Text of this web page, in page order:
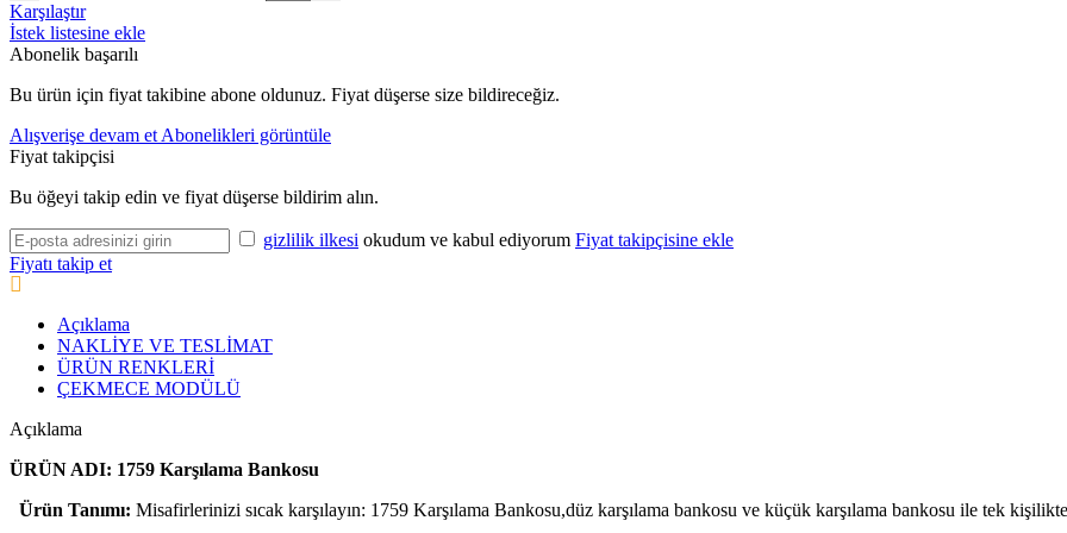
Karşılaştır
İstek listesine ekle
Abonelik başarılı
Bu ürün için fiyat takibine abone oldunuz. Fiyat düşerse size bildireceğiz.
Alışverişe devam et Abonelikleri görüntüle
Fiyat takipçisi
Bu öğeyi takip edin ve fiyat düşerse bildirim alın.
gizlilik ilkesi okudum ve kabul ediyorum Fiyat takipçisine ekle
Fiyatı takip et
Açıklama
NAKLİYE VE TESLİMAT
ÜRÜN RENKLERİ
ÇEKMECE MODÜLÜ
Açıklama
ÜRÜN ADI: 1759 Karşılama Bankosu
Ürün Tanımı: Misafirlerinizi sıcak karşılayın: 1759 Karşılama Bankosu,düz karşılama bankosu ve küçük karşılama bankosu ile tek